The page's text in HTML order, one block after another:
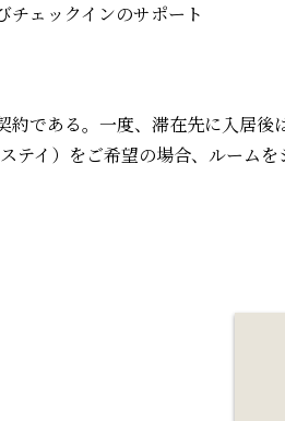
チェックインのサポート
約である。一度、滞在先に入居後
テイ）をご希望の場合、ルームを